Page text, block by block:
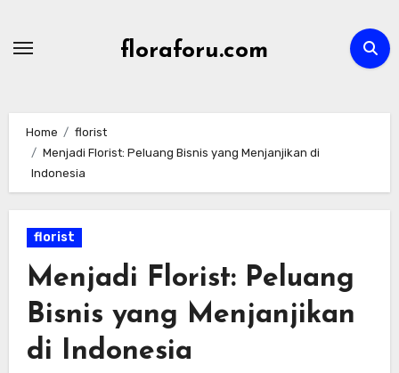
floraforu.com
Home
florist
Menjadi Florist: Peluang Bisnis yang Menjanjikan di
Indonesia
florist
Menjadi Florist: Peluang
Bisnis yang Menjanjikan
di Indonesia